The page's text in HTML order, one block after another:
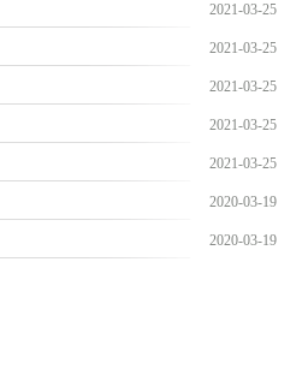
2021-03-25
2021-03-25
2021-03-25
2021-03-25
2021-03-25
2020-03-19
2020-03-19